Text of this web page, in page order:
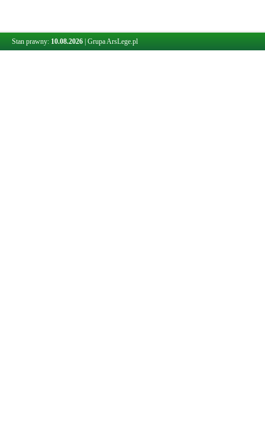
Stan prawny: 10.08.2026 Grupa ArsLege.pl